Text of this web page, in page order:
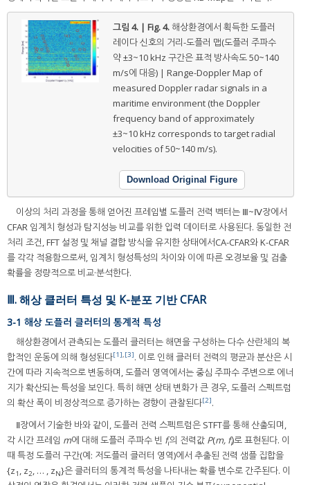
그림 4. | Fig. 4.해상환경에서 획득한 도플러
레이다 신호의 거리-도플러 맵(도플러 주파수
약 ±3~10 kHz 구간은 표적 방사속도 50~140
m/s에 대응) | Range-Doppler Map of
measured Doppler radar signals in a
maritime environment (the Doppler
frequency band of approximately
±3~10 kHz corresponds to target radial
velocities of 50~140 m/s).
Download Original Figure
이상의 처리 과정을 통해 얻어진 프레임별 도플러 전력 벡터는 Ⅲ~Ⅳ장에서
CFAR 임계치 형성과 탐지성능 비교를 위한 입력 데이터로 사용된다. 동일한 전
처리 조건, FFT 설정 및 채널 결합 방식을 유지한 상태에서CA-CFAR와 K-CFAR
를 각각 적용함으로써, 임계치 형성특성의 차이와 이에 따른 오경보율 및 검출
확률을 정량적으로 비교·분석한다.
Ⅲ. 해상 클러터 특성 및 K-분포 기반 CFAR
3-1 해상 도플러 클러터의 통계적 특성
해상환경에서 관측되는 도플러 클러터는 해면을 구성하는 다수 산란체의 복
합적인 운동에 의해 형성된다[1],[3]. 이로 인해 클러터 전력의 평균과 분산은 시
간에 따라 지속적으로 변동하며, 도플러 영역에서는 중심 주파수 주변으로 에너
지가 확산되는 특성을 보인다. 특히 해면 상태 변화가 큰 경우, 도플러 스펙트럼
의 확산 폭이 비정상적으로 증가하는 경향이 관찰된다[2].
Ⅱ장에서 기술한 바와 같이, 도플러 전력 스펙트럼은 STFT를 통해 산출되며,
각 시간 프레임 m에 대해 도플러 주파수 빈 fi의 전력값 P(m, fi)로 표현된다. 이
때 특정 도플러 구간(예: 저도플러 클러터 영역)에서 추출된 전력 샘플 집합을
{z1 , z2, … , zN}은 클러터의 통계적 특성을 나타내는 확률 변수로 간주된다. 이